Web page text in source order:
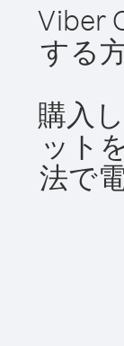
Viber
する
購入
ット
法で